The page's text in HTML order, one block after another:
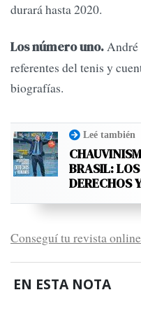
durará hasta 2020.
Los número uno.André
referentes del tenis y
biografías.
Leé también
BRASIL:
DERECHOS
Conseguí tu revista online
EN ESTA NOTA